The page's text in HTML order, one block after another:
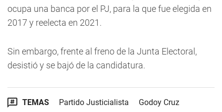
ocupa una banca por el PJ, para la que fue elegida en
2017 y reelecta en 2021.
Sin embargo, frente al freno de la Junta Electoral,
desistió y se bajó de la candidatura.
TEMAS Partido Justicialista
Godoy Cruz